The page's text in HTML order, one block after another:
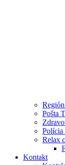
Pošta
Polícia
Relax
Kontakt